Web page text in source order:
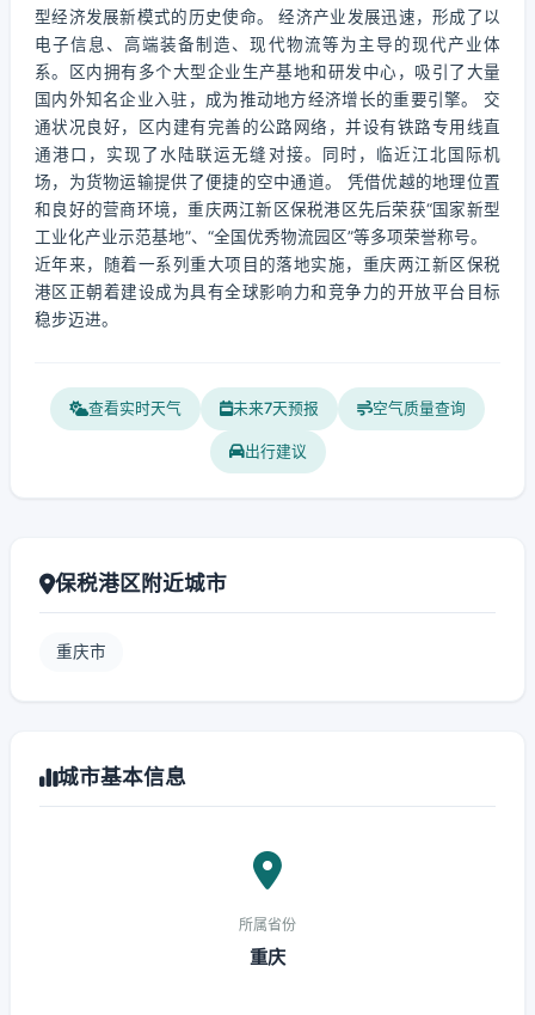
型经济发展新模式的历史使命。 经济产业发展迅速，形成了以
电子信息、高端装备制造、现代物流等为主导的现代产业体
系。区内拥有多个大型企业生产基地和研发中心，吸引了大量
国内外知名企业入驻，成为推动地方经济增长的重要引擎。 交
通状况良好，区内建有完善的公路网络，并设有铁路专用线直
通港口，实现了水陆联运无缝对接。同时，临近江北国际机
场，为货物运输提供了便捷的空中通道。 凭借优越的地理位置
和良好的营商环境，重庆两江新区保税港区先后荣获“国家新型
工业化产业示范基地”、“全国优秀物流园区”等多项荣誉称号。
近年来，随着一系列重大项目的落地实施，重庆两江新区保税
港区正朝着建设成为具有全球影响力和竞争力的开放平台目标
稳步迈进。
查看实时天气 未来7天预报 空气质量查询
出行建议
保税港区附近城市
重庆市
城市基本信息
所属省份
重庆